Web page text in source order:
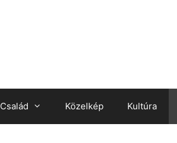
Család Közelkép Kultúra